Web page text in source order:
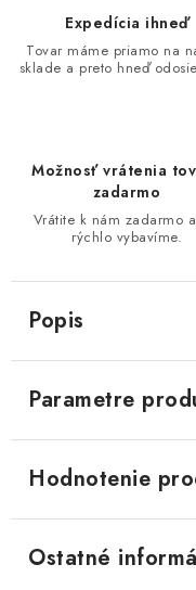
Expedícia ihneď
Tovar máme priamo na
sklade a preto hneď
Možnosť vrátenia
zadarmo
Vrátite k nám zadarmo
rýchlo vybavíme.
Popis
Parametre
Hodnotenie
Ostatné